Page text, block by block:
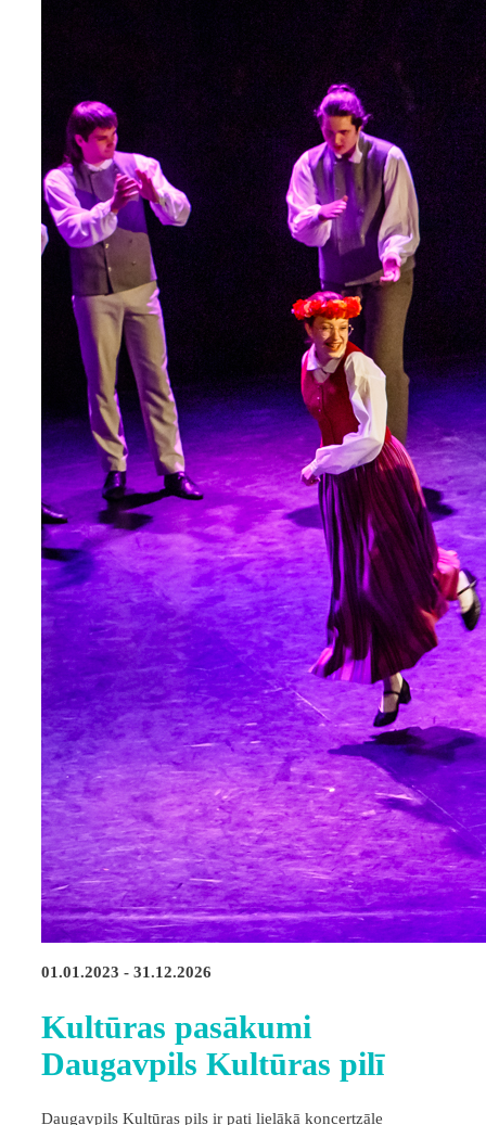
01.01.2023 - 31.12.2026
Kultūras pasākumi
Daugavpils Kultūras pilī
Daugavpils Kultūras pils ir pati lielākā koncertzāle